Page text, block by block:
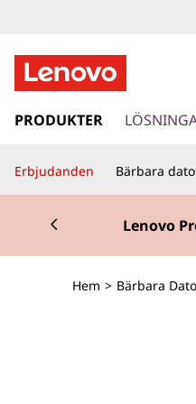
d
e
a
P
d
o
a
v
a
PRODUKTER
Erbjudanden Bärbara
Lenovo
Currently displaying
Hem > Bärbara